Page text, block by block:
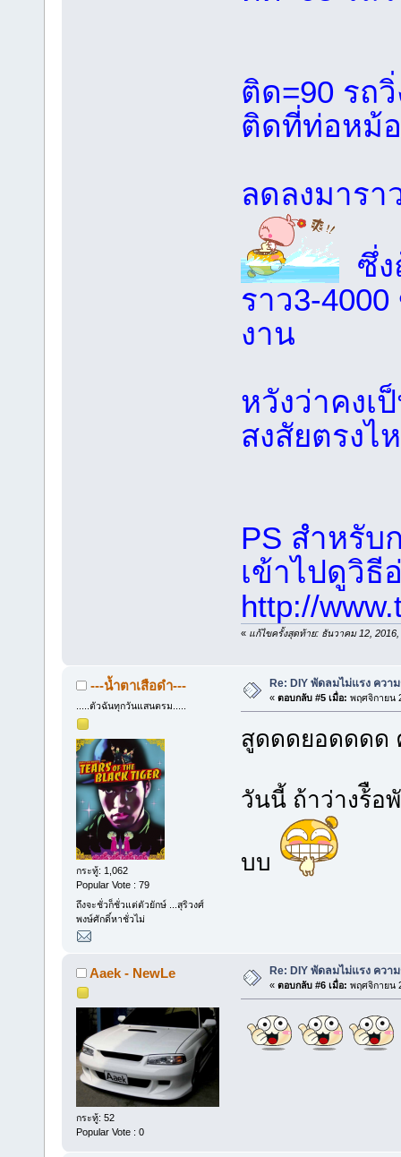
ติด=90 รถ
ติดที่ท่อหม้
ลดลงมารา
ซึ่ง
ราว3-
งาน
หวังว่าคงเ
สงสัยตรงไ
PS สำหรับ
เข้าไปดูวิ
http://
« แก้ไขครั้งสุดท้าย: ธันวาคม 12,
---น้ำตาเสือดำ---
.....ตัวฉันทุกวันแสนตรม.....
กระทู้: 1,062
Popular Vote : 79
ถึงจะชั่วก็ชั่วแต่ตัวยักษ์ ...สุริวงศ์
พงษ์ศักดิ์หาชั่วไม่
Re: DIY พัดลมไม่แรง คว
« ตอบกลับ #5 เมื่อ: พฤศจิกายน
สูดดดยอดดดด
วันนี้ ถ้าว่างร้ือ
บบ
Aaek - NewLe
กระทู้: 52
Popular Vote : 0
Re: DIY พัดลมไม่แรง คว
« ตอบกลับ #6 เมื่อ: พฤศจิกายน